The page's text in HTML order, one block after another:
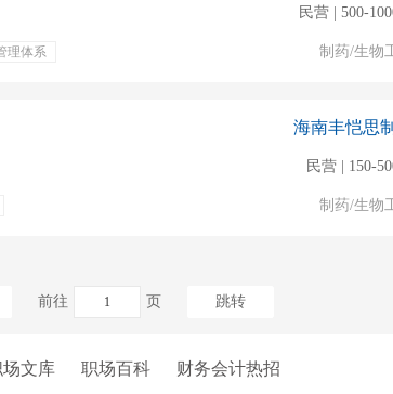
理体系
民营 | 500-
制药/生物
海南丰恺思
民营 | 150-
制药/生物
前往 页 跳转
场文库 职场百科 财务会计热招